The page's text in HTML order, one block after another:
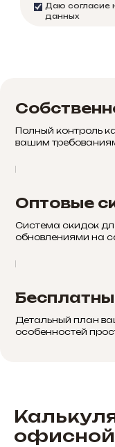
Даю согласие
данных
Полный контроль
вашим
Оптовые
Система скидок
обновлениями на
Детальный план
особенностей